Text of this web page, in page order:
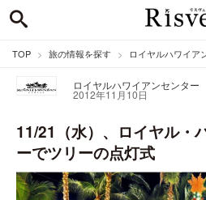
TOP 旅の情報を探す ロイヤルハワイア
ロイヤルハワイアンセンター
2012年11月10日
11/21（水）、ロイヤル・
ーでツリーの点灯式